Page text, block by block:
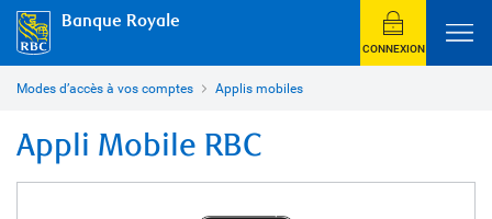
Banque Royale
CONNEXION
Modes d’accès à vos comptes Applis mobiles
Appli Mobile RBC